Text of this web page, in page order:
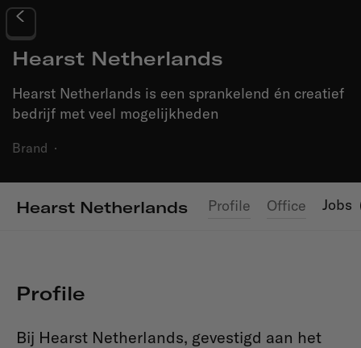
Hearst Netherlands
Hearst Netherlands is een sprankelend én creatief
bedrijf met veel mogelijkheden
Brand ·
Hearst Netherlands Profile Office Jobs
Profile
Bij Hearst Netherlands, gevestigd aan het